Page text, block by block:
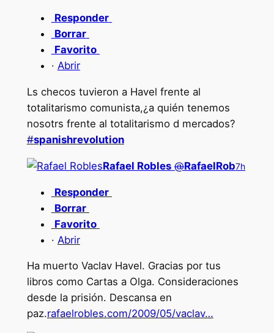
Responder
Borrar
Favorito
· Abrir
Ls checos tuvieron a Havel frente al
totalitarismo comunista,¿a quién tenemos
nosotrs frente al totalitarismo d mercados?
#spanishrevolution
Rafael Robles @RafaelRob7h
Responder
Borrar
Favorito
· Abrir
Ha muerto Vaclav Havel. Gracias por tus
libros como Cartas a Olga. Consideraciones
desde la prisión. Descansa en
paz.rafaelrobles.com/2009/05/vaclav…